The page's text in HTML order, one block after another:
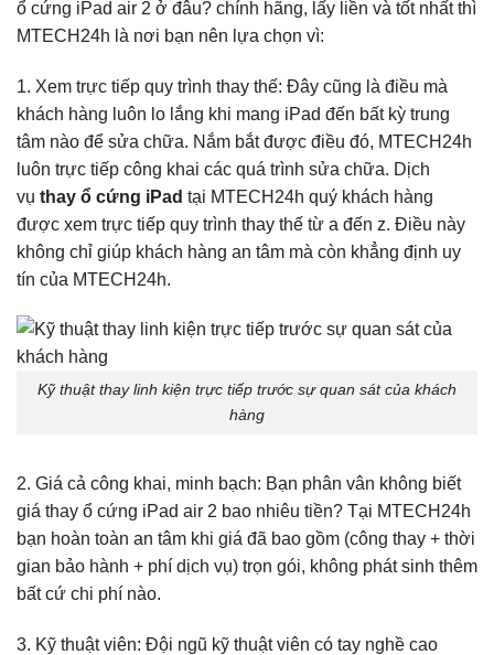
ổ cứng iPad air 2 ở đâu? chính hãng, lấy liền và tốt nhất thì
MTECH24h là nơi bạn nên lựa chọn vì:
1. Xem trực tiếp quy trình thay thế: Đây cũng là điều mà
khách hàng luôn lo lắng khi mang iPad đến bất kỳ trung
tâm nào để sửa chữa. Nắm bắt được điều đó, MTECH24h
luôn trực tiếp công khai các quá trình sửa chữa. Dịch
vụ thay ổ cứng iPad tại MTECH24h quý khách hàng
được xem trực tiếp quy trình thay thế từ a đến z. Điều này
không chỉ giúp khách hàng an tâm mà còn khẳng định uy
tín của MTECH24h.
Kỹ thuật thay linh kiện trực tiếp trước sự quan sát của khách
hàng
2. Giá cả công khai, minh bạch: Bạn phân vân không biết
giá thay ổ cứng iPad air 2 bao nhiêu tiền? Tại MTECH24h
bạn hoàn toàn an tâm khi giá đã bao gồm (công thay + thời
gian bảo hành + phí dịch vụ) trọn gói, không phát sinh thêm
bất cứ chi phí nào.
3. Kỹ thuật viên: Đội ngũ kỹ thuật viên có tay nghề cao